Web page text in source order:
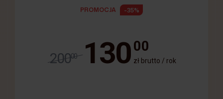
PROMOCJA -35%
20000 13000
zł brutto / rok